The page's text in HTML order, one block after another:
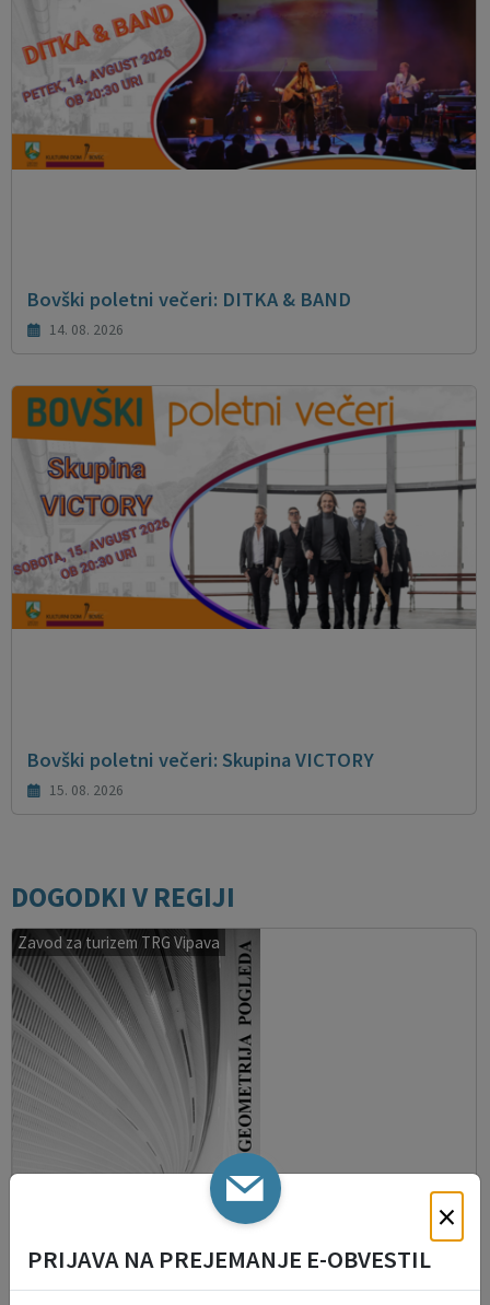
Bovški poletni večeri: DITKA & BAND
14. 08. 2026
Bovški poletni večeri: Skupina VICTORY
15. 08. 2026
DOGODKI V REGIJI
Zavod za turizem TRG Vipava
×
PRIJAVA NA PREJEMANJE E-OBVESTIL